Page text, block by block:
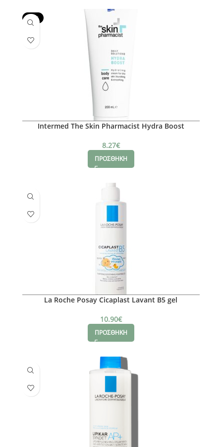
-50%
Intermed The Skin Pharmacist Hydra Boost
8.27€
ΠΡΟΣΘΗΚΗ
La Roche Posay Cicaplast Lavant B5 gel
10.90€
ΠΡΟΣΘΗΚΗ